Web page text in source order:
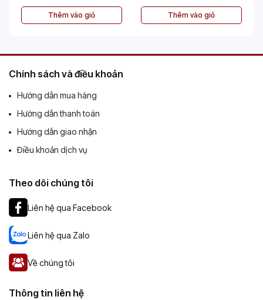
Thêm vào giỏ Thêm vào giỏ
Chính sách và điều khoản
Hướng dẫn mua hàng
Hướng dẫn thanh toán
Hướng dẫn giao nhận
Điều khoản dịch vụ
Theo dõi chúng tôi
Liên hệ qua Facebook
Liên hệ qua Zalo
Về chúng tôi
Thông tin liên hệ